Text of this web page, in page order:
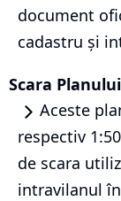
document
cadastru și
Scara Planului
Aceste
respectiv
de scara
intravilanul